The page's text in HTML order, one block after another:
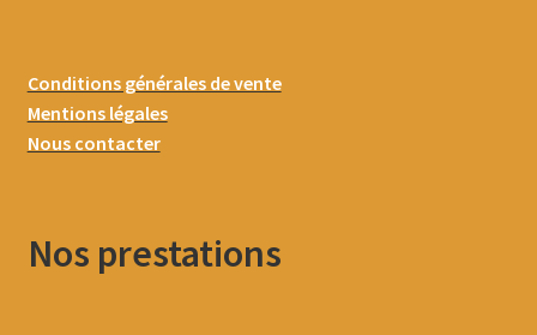
Conditions générales de vente
Mentions légales
Nous contacter
Nos prestations